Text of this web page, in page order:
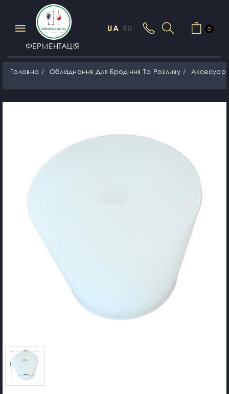
ФЕРМЕНТАЦІЯ
UA RU 0
Головна Обладнання Для Бродіння Та Розливу